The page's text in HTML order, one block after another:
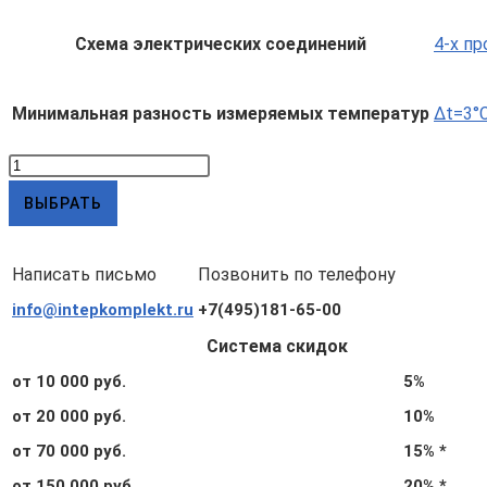
Схема электрических соединений 4-х
Минимальная разность измеряемых температур
Количество
товара
КТСП-
5.1.05.00.4.3.3
с
и
бобышками
ВЫБРАТЬ
Написать письмо Позвонить по телефону
info@intepkomplekt.ru +7(495)181-65-00
Система скидок
от 10 000 руб.
5%
от 20 000 руб.
10%
от 70 000 руб.
15% *